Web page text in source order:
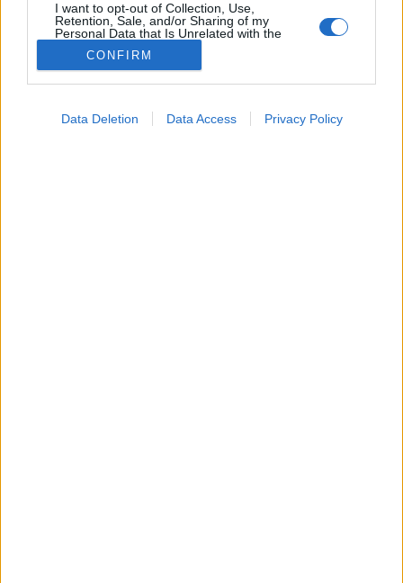
I want to opt-out of Collection, Use,
Retention, Sale, and/or Sharing of my
Personal Data that Is Unrelated with the
Purposes for which it was collected.
Opted Out
CONFIRM
Data Deletion Data Access Privacy Policy